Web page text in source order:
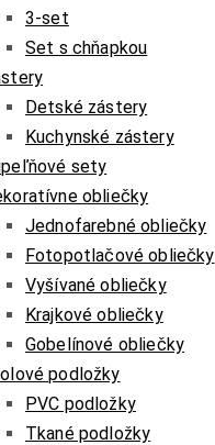
3-set
Set s chňapkou
Detské zástery
Kuchynské zástery
sety
obliečky
Jednofarebné obliečky
Fotopotlačové obliečky
Vyšívané obliečky
Krajkové obliečky
Gobelínové obliečky
podložky
PVC podložky
Tkané podložky